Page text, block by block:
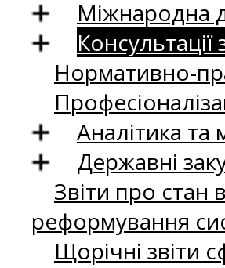
Міжнародна
Нормативно-
Аналітика та
Державні
Звіти про стан
реформування
Щорічні звіти